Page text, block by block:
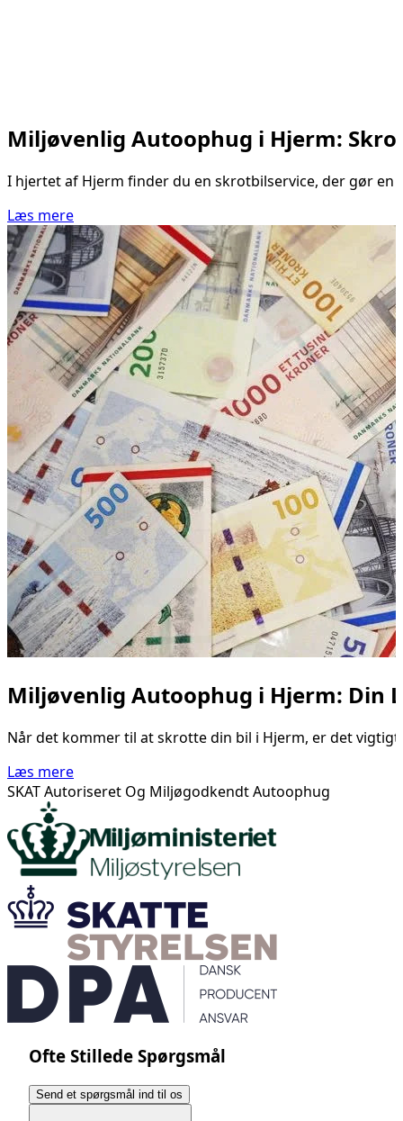
Miljøvenlig Autoophug i Hjerm:
I hjertet af Hjerm finder du en skrotbilservice, der gør
Læs mere
Miljøvenlig Autoophug i Hjerm: Din
Når det kommer til at skrotte din bil i Hjerm, er det
Læs mere
SKAT Autoriseret Og Miljøgodkendt Autoophug
Ofte Stillede Spørgsmål
Send et spørgsmål ind til os